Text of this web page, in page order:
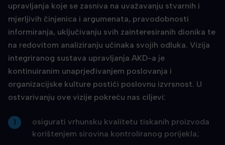
upravljanja koje se zasniva na uvažavanju stvarnih i
mjerljivih činjenica i argumenata, pravodobnosti
informiranja, uključivanju svih zainteresiranih dionika te
na redovitom analiziranju učinaka svojih odluka. Vizija
integriranog sustava upravljanja AKD-a je
kontinuiranim unaprjeđivanjem poslovanja i
organizacijske kulture postići poslovnu izvrsnost. U
ostvarivanju ove vizije pokreću nas ciljevi:
osigurati vrhunsku kvalitetu tiskanih proizvoda
korištenjem sirovina kontroliranog porijekla;